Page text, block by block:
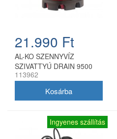
21.990 Ft
AL-KO SZENNYVÍZ
SZIVATTYÚ DRAIN 9500
EASY
113962
Ingyenes szállítás